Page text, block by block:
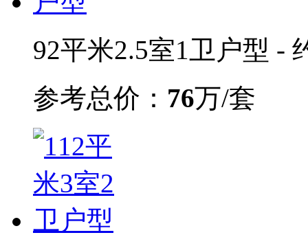
92平米2.5室1卫户型 -
参考总价： 76万/套